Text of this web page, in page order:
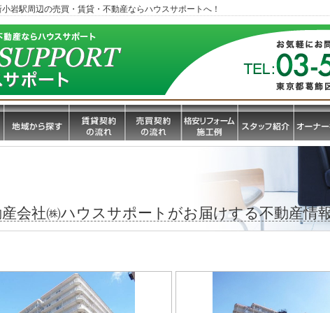
岩駅周辺の売買・賃貸・不動産ならハウスサポートへ！
産会社㈱ハウスサポートがお届けする不動産情